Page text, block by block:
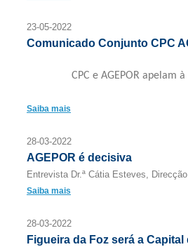
23-05-2022
Comunicado Conjunto CPC
CPC e AGEPOR apelam
Saiba mais
28-03-2022
AGEPOR é decisiva
Entrevista Dr.ª Cátia Esteves,
Saiba mais
28-03-2022
Figueira da Foz será a Capital